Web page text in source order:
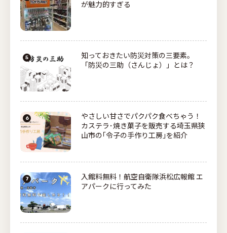
が魅力的すぎる
知っておきたい防災対策の三要素。
「防災の三助（さんじょ）」とは？
やさしい甘さでパクパク食べちゃう！
カステラ･焼き菓子を販売する埼玉県狭
山市の｢令子の手作り工房｣を紹介
入館料無料！航空自衛隊浜松広報館 エ
アパークに行ってみた